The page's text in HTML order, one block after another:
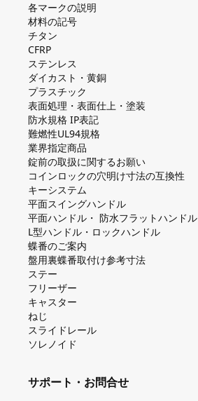
各マークの説明
材料の記号
チタン
CFRP
ステンレス
ダイカスト・⻩銅
プラスチック
表面処理・表面仕上・塗装
防⽔規格 IP表記
難燃性UL94規格
業界指定商品
錠前の取扱に関するお願い
コインロックの⽳明け⼨法の互換性
キーシステム
平⾯スイングハンドル
平⾯ハンドル・ 防⽔フラットハンドル
L型ハンドル・ロックハンドル
蝶番のご案内
盤⽤裏蝶番取付け参考⼨法
ステー
フリーザー
キャスター
ねじ
スライドレール
ソレノイド
サポート・お問合せ